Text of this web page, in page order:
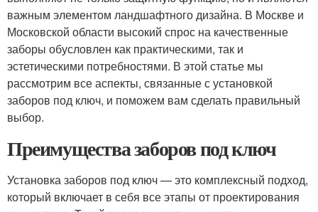
важным элементом ландшафтного дизайна. В Москве и
Московской области высокий спрос на качественные
заборы обусловлен как практическими, так и
эстетическими потребностями. В этой статье мы
рассмотрим все аспекты, связанные с установкой
заборов под ключ, и поможем вам сделать правильный
выбор.
Преимущества заборов под ключ
Установка заборов под ключ — это комплексный подход,
который включает в себя все этапы от проектирования